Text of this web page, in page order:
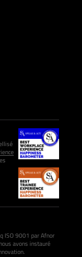
ISO 9001 par Afnor
avons instauré